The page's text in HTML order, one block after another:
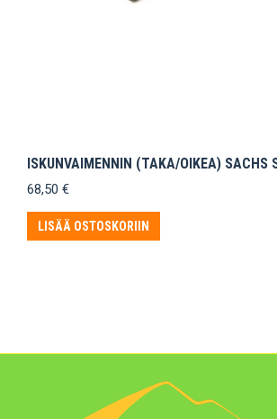
ISKUNVAIMENNIN (TAKA/OIKEA) SACHS
68,50 €
LISÄÄ OSTOSKORIIN